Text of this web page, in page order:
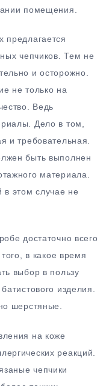
помещения.
предлагается
чепчиков. Тем не
и осторожно.
не только на
Ведь
Дело в том,
и требовательная.
быть выполнен
материала.
в этом случае не
достаточно всего
в какое время
выбор в пользу
изделия.
шерстяные.
на коже
реакций.
чепчики